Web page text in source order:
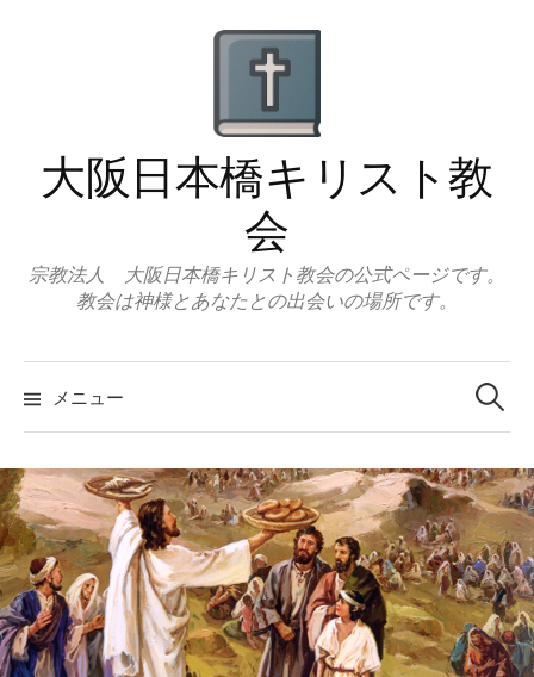
ッ
大阪日本橋キリスト教
会
宗教法人 大阪日本橋キリスト教会の公式ページです。
教会は神様とあなたとの出会いの場所です。
メニュー
検
索: